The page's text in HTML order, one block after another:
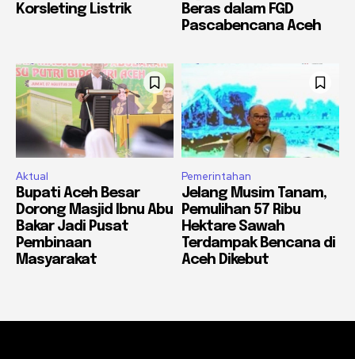
Korsleting Listrik
Beras dalam FGD
Pascabencana Aceh
Aktual
Bupati Aceh Besar
Dorong Masjid Ibnu Abu
Bakar Jadi Pusat
Pembinaan
Masyarakat
Pemerintahan
Jelang Musim Tanam,
Pemulihan 57 Ribu
Hektare Sawah
Terdampak Bencana di
Aceh Dikebut